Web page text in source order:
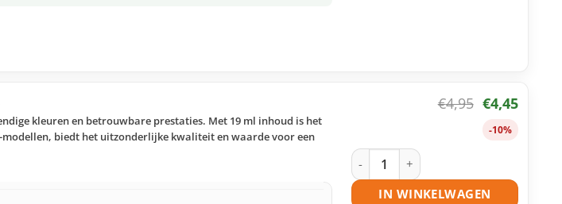
kleuren en betrouwbare prestaties. Met 19 ml inhoud is het
biedt het uitzonderlijke kwaliteit en waarde voor een
€4,95 €4,45
-10%
Brother LC900 C inktcartridge cyaan
IN WINKELWAGEN